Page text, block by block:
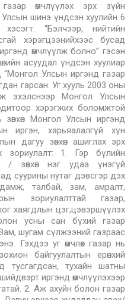
өмчлүүлэх эрх зүйн
шинэ үндсэн хуулийн 6
“Бэлчээр, нийтийн
хэрэгцээнийхээс бусад
өмчлүүлж болно” гэсэн
асуудал үндсэн хуулиар
“Монгол Улсын иргэнд газар
гарсан. Уг хууль 2003 оны
эхэлснээр Монгол Улсын
хэрэгжих боломжтой
зөвхөн Монгол Улсын иргэнд
иргэн, харьяалалгүй хүн
дагуу зөвхөн ашиглах эрх
зориулалт: 1. Гэр бүлийн
/ зөвхөн нэг удаа үнэгүй
суурины нутаг дэвсгэр дэх
талбай, зам, амралт,
зориулалттай газар,
хаягдлын цэг,цэвэршүүлэх
усны сан бүхий газар
шугам сүлжээний газраас
Гэхдээ уг өмчлөх газар нь
байгуулалтын ерөнхий
тусгагдсан, тухайн шатны
шийдвэрт иргэнд өмчлүүлэхээр
2. Аж ахуйн болон газар